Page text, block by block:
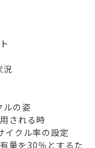
況
の姿
される時
クル率の設定
量を30％とするた